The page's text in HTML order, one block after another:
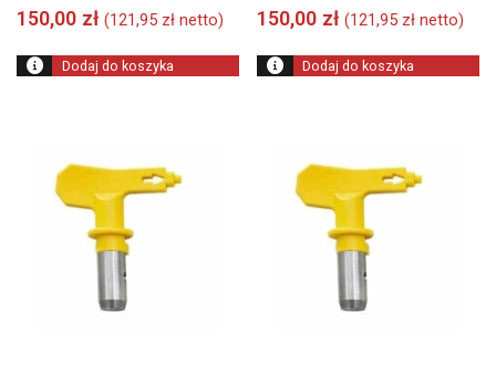
150,00 zł (121,95 zł netto)
Dodaj do koszyka
150,00 zł (121,95 zł netto)
Dodaj do koszyka